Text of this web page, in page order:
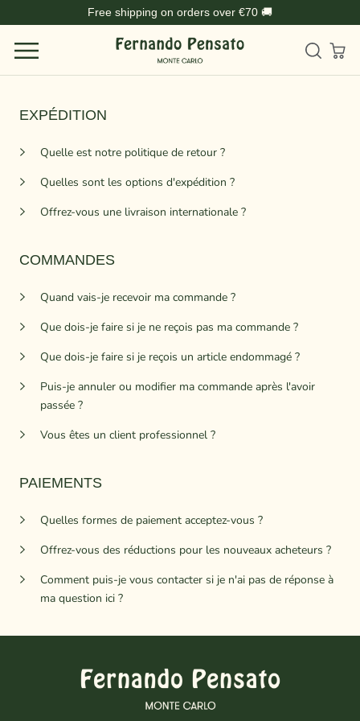
au
contenu
Free shipping on orders over €70 🚚
EXPÉDITION
Quelle est notre politique de retour ?
Quelles sont les options d'expédition ?
Offrez-vous une livraison internationale ?
COMMANDES
Quand vais-je recevoir ma commande ?
Que dois-je faire si je ne reçois pas ma commande ?
Que dois-je faire si je reçois un article endommagé ?
Puis-je annuler ou modifier ma commande après l'avoir
passée ?
Vous êtes un client professionnel ?
PAIEMENTS
Quelles formes de paiement acceptez-vous ?
Offrez-vous des réductions pour les nouveaux acheteurs ?
Comment puis-je vous contacter si je n'ai pas de réponse à
ma question ici ?